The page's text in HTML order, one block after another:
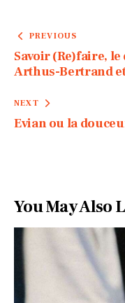
PREVIOUS
Savoir (Re)faire,
Arthus-Bertrand
NEXT
Evian ou la
You May Also